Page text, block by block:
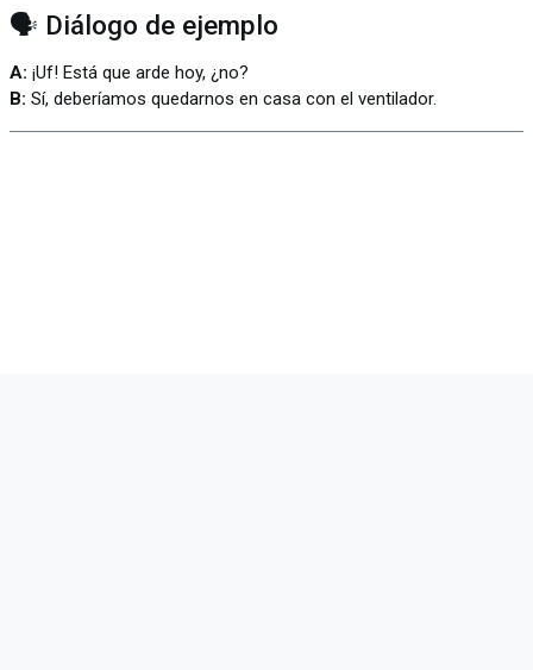
🗣️ Diálogo de ejemplo
A: ¡Uf! Está que arde hoy, ¿no?
B: Sí, deberíamos quedarnos en casa con el ventilador.